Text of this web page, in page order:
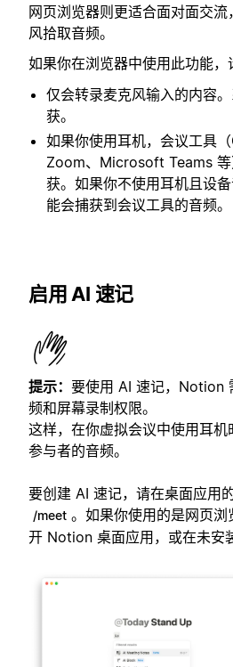
网页浏览器则更适合面对面交
风拾取音频。
如果你在浏览器中使用此功能，
仅会转录麦克风输入的内容
获。
如果你使用耳机，会议工具
Zoom、Microsoft Teams 等
获。如果你不使用耳机且设
能会捕获到会议工具的音频。
启用 AI 速记
提示： 要使用 AI 速记，Notion
频和屏幕录制权限。
这样，在你虚拟会议中使用耳
参与者的音频。
要创建 AI 速记，请在桌面应用
/meet 。如果你使用的是网页
开 Notion 桌面应用，或在未安